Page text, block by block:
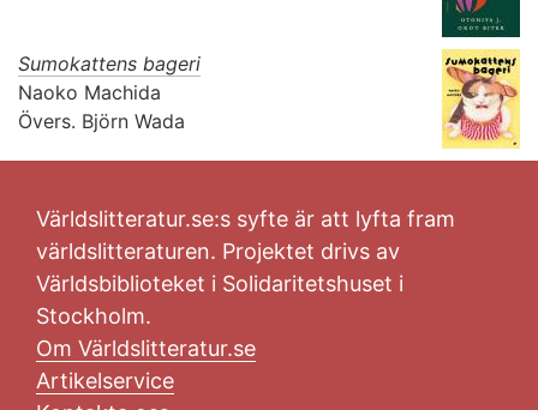
Sumokattens bageri
Naoko Machida
Övers. Björn Wada
Världslitteratur.se:s syfte är att lyfta fram
världslitteraturen. Projektet drivs av
Världsbiblioteket i Solidaritetshuset i
Stockholm.
Om Världslitteratur.se
Artikelservice